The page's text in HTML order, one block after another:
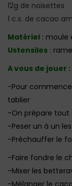
12g de noisettes
1 c.s. de cacao
Matériel : moule
Ustensiles :
A vous de jouer :
-Pour
tablier
-On prépare tout
-Peser un à un
-Préchauffer le
-Faire fondre le
-Mixer les
-Mélanger le